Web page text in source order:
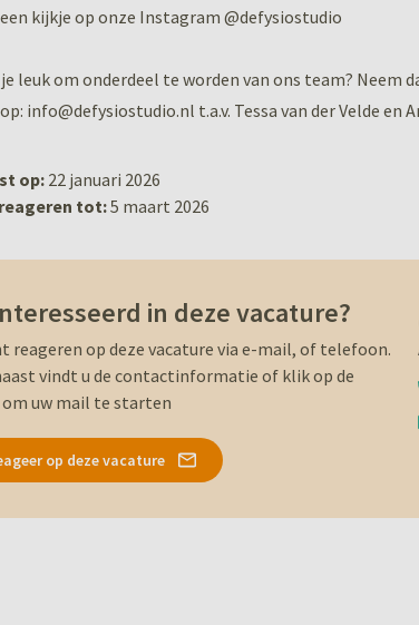
kijkje op onze Instagram @defysiostudio
leuk om onderdeel te worden van ons team? Neem
info@defysiostudio.nl t.a.v. Tessa van der Velde en
op:22 januari 2026
tot:5 maart 2026
in deze vacature?
reageren op deze vacature via e-mail, of telefoon.
vindt u de contactinformatie of klik op de
uw mail te starten
op deze vacature